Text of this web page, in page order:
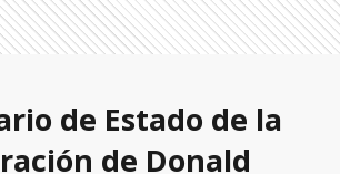
de Estado de la
de Donald